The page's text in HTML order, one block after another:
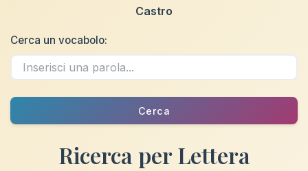
Castro
Cerca un vocabolo:
Cerca
Ricerca per Lettera